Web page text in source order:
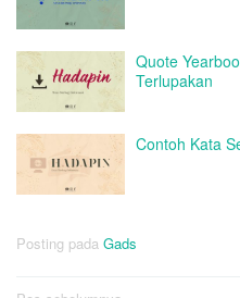
Quote
Terlupakan
Contoh Kata
Posting pada Gads